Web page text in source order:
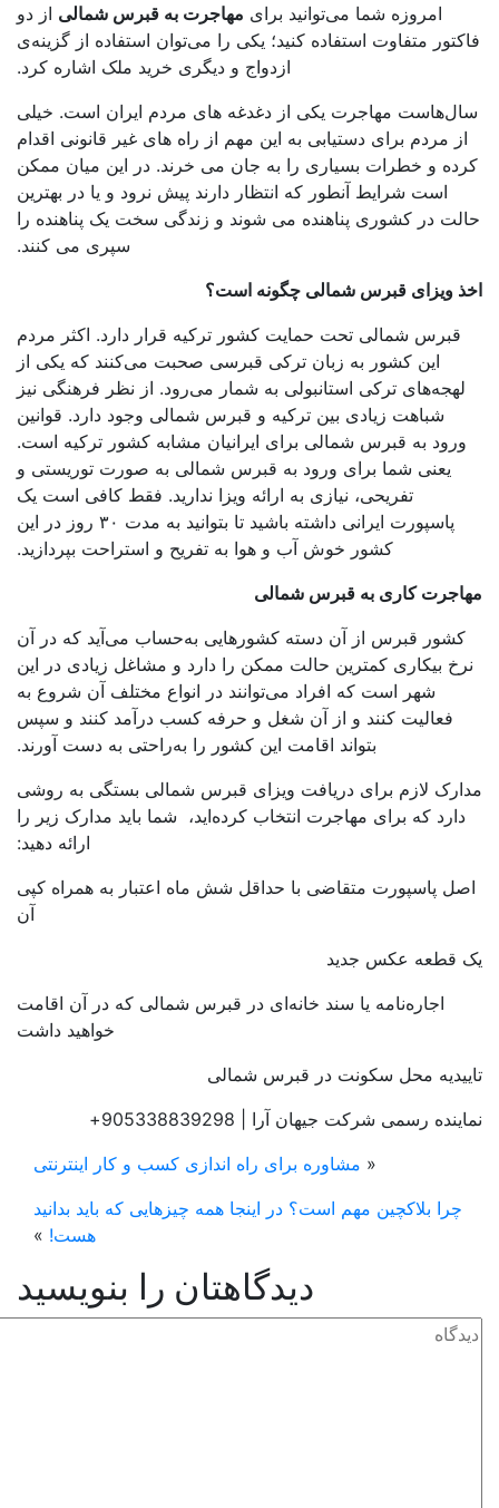
امروزه شما می‌توانید برایمهاجرت به قبرس شمالیاز دو
متفاوت استفاده کنید؛ یکی را می‌توان استفاده از گزینه‌ی
ازدواج و دیگری خرید ملک اشاره کرد.
مهاجرت یکی از دغدغه های مردم ایران است. خیلی
مردم برای دستیابی به این مهم از راه های غیر قانونی اقدام
و خطرات بسیاری را به جان می خرند. در این میان ممکن
است شرایط آنطور که انتظار دارند پیش نرود و یا در بهترین
در کشوری پناهنده می شوند و زندگی سخت یک پناهنده را
سپری می کنند.
ویزای قبرس شمالی چگونه است؟
قبرس شمالی تحت حمایت کشور ترکیه قرار دارد. اکثر مردم
این کشور به زبان ترکی قبرسی صحبت می‌کنند که یکی از
لهجه‌های ترکی استانبولی به شمار می‌رود. از نظر فرهنگی نیز
شباهت زیادی بین ترکیه و قبرس شمالی وجود دارد. قوانین
ورود به قبرس شمالی برای ایرانیان مشابه کشور ترکیه است.
یعنی شما برای ورود به قبرس شمالی به صورت توریستی و
تفریحی، نیازی به ارائه ویزا ندارید. فقط کافی است یک
پاسپورت ایرانی داشته باشید تا بتوانید به مدت ۳۰ روز در این
کشور خوش آب و هوا به تفریح و استراحت بپردازید.
کاری به قبرس شمالی
کشور قبرس از آن دسته کشورهایی به‌حساب می‌آید که در آن
بیکاری کمترین حالت ممکن را دارد و مشاغل زیادی در این
شهر است که افراد می‌توانند در انواع مختلف آن شروع به
فعالیت کنند و از آن شغل و حرفه کسب درآمد کنند و سپس
بتواند اقامت این کشور را به‌راحتی به دست آورند.
لازم برای دریافت ویزای قبرس شمالی بستگی به روشی
دارد که برای مهاجرت انتخاب کرده‌اید، شما باید مدارک زیر را
ارائه دهید:
پاسپورت متقاضی با حداقل شش ماه اعتبار به همراه کپی
قطعه عکس جدید
اجاره‌نامه یا سند خانه‌ای در قبرس شمالی که در آن اقامت
خواهید داشت
محل سکونت در قبرس شمالی
رسمی شرکت جیهان آرا | 905338839298+
مشاوره برای راه اندازی کسب و کار اینترنتی
چرا بلاکچین مهم است؟ در اینجا همه چیزهایی که باید بدانید
هست!»
دیدگاهتان را بنویسید